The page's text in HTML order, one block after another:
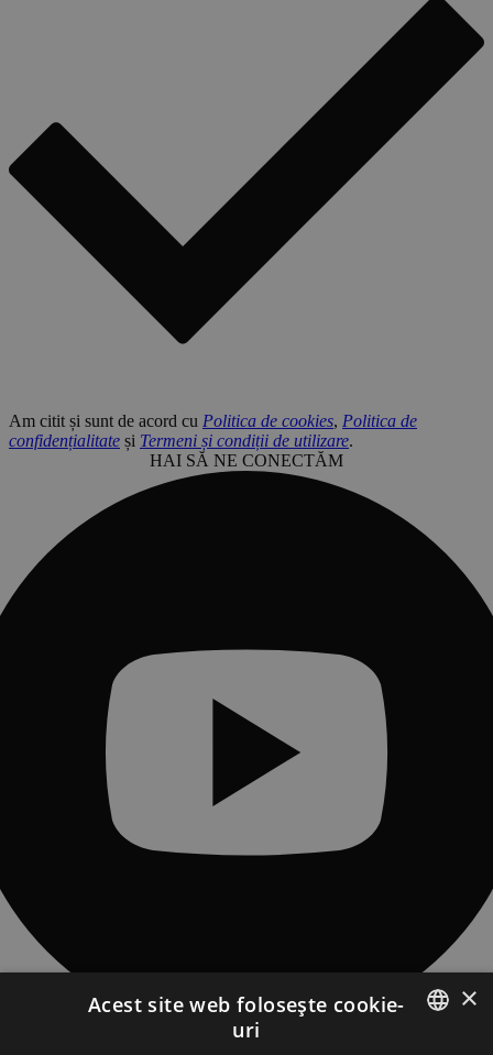
Am citit și sunt de acord cu Politica de cookies, Politica de
confidențialitate și Termeni și condiții de utilizare.
HAI SĂ NE CONECTĂM
×
Acest site web folosește cookie-
uri